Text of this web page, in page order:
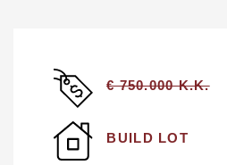
€ 750.000 K.K.
BUILD LOT